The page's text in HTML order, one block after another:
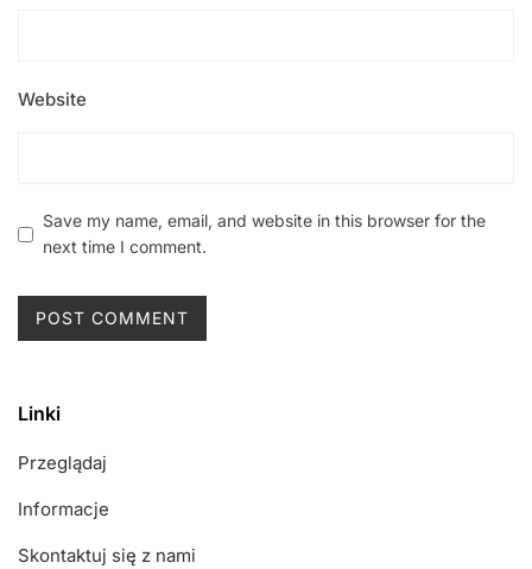
Website
Save my name, email, and website in this browser for the
next time I comment.
Linki
Przeglądaj
Informacje
Skontaktuj się z nami